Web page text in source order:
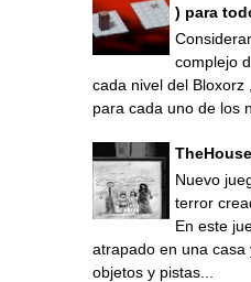
) para
complejo
cada nivel del Bloxorz
para cada uno de los
TheHouse
Nuevo
terror
En este
atrapado en una casa
objetos y pistas...